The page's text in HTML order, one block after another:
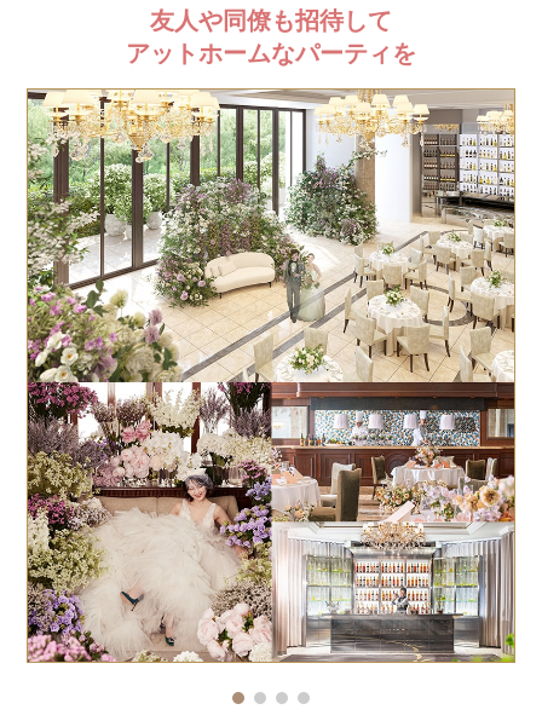
友人や同僚も招待して
アットホームなパーティを